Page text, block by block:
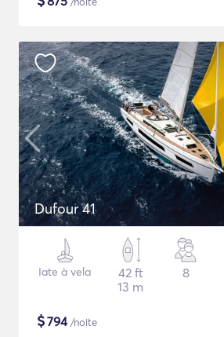
Dufour 41
Iate à vela
42 ft
13 m
8
$794/noite